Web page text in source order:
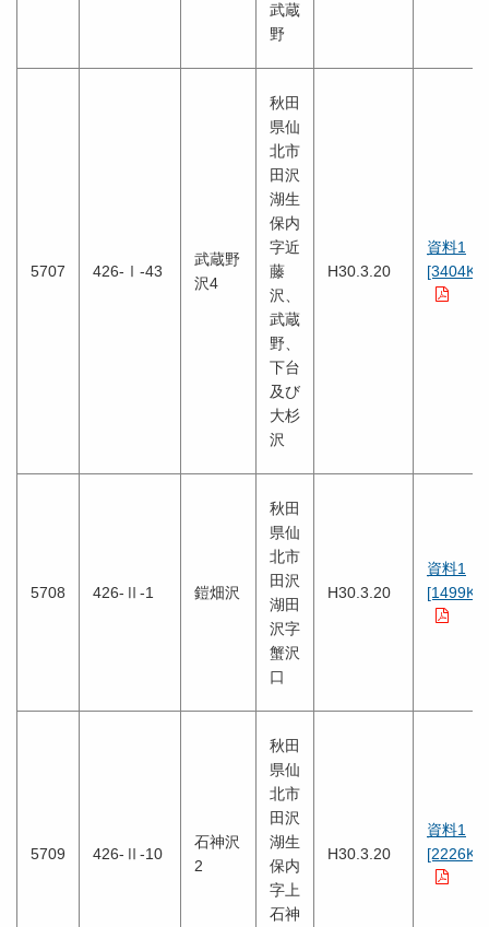
武蔵
野
5707 426-Ⅰ-43
武蔵野
沢4
秋田
県仙
北市
田沢
湖生
保内
字近
藤
沢、
武蔵
野、
下台
及び
大杉
沢
H30.3.20
資料1
[3404KB]
5708 426-Ⅱ-1 鎧畑沢
秋田
県仙
北市
田沢
湖田
沢字
蟹沢
口
H30.3.20
資料1
[1499KB]
5709 426-Ⅱ-10
石神沢
2
秋田
県仙
北市
田沢
湖生
保内
字上
石神
H30.3.20
資料1
[2226KB]